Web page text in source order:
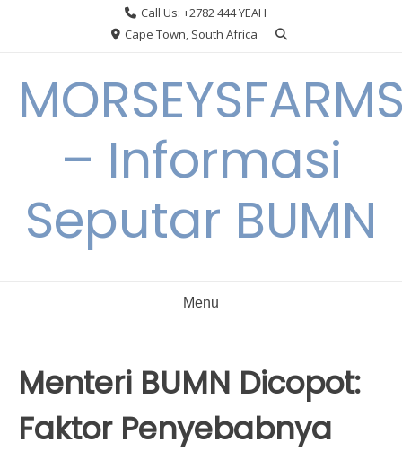
Call Us: +2782 444 YEAH
Cape Town, South Africa
– Informasi
Seputar BUMN
Menu
Menteri BUMN Dicopot:
Faktor Penyebabnya